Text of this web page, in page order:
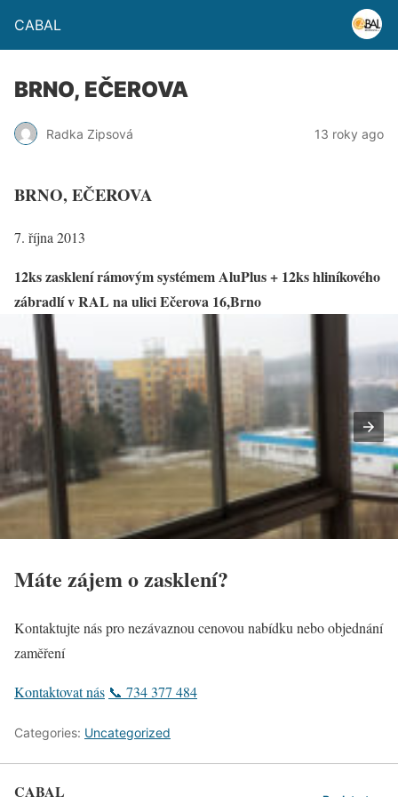
CABAL
BRNO, EČEROVA
Radka Zipsová 13 roky ago
BRNO, EČEROVA
7. října 2013
12ks zasklení rámovým systémem AluPlus + 12ks hliníkového
zábradlí v RAL na ulici Ečerova 16,Brno
Máte zájem o zasklení?
Kontaktujte nás pro nezávaznou cenovou nabídku nebo objednání
zaměření
Kontaktovat nás 📞 734 377 484
Categories: Uncategorized
CABAL